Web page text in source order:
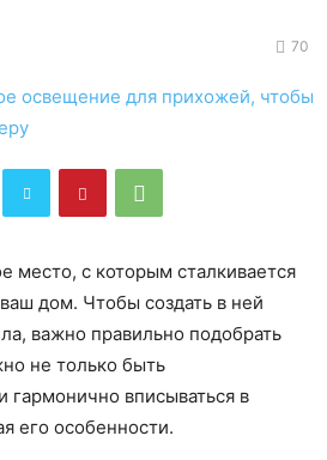
70
место, с которым сталкивается
дом. Чтобы создать в ней
важно правильно подобрать
не только быть
вписываться в
его особенности.